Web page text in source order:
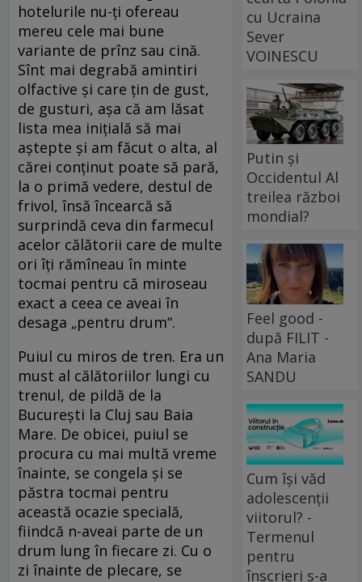
hotelurile nu-ți ofereau
mereu cele mai bune
variante de prînz sau cină.
Sînt mai degrabă amintiri
olfactive și care țin de gust,
de gusturi, așa că am lăsat
lista mea inițială să mai
aștepte și am făcut o alta, al
cărei conținut poate să pară,
la o primă vedere, destul de
frivol, însă încearcă să
surprindă ceva din farmecul
acelor călătorii care de multe
ori îți rămîneau în minte
tocmai pentru că miroseau
exact a ceea ce aveai în
desaga „pentru drum“.
Puiul cu miros de tren. Era un
must al călătoriilor lungi cu
trenul, de pildă de la
București la Cluj sau Baia
Mare. De obicei, puiul se
procura cu mai multă vreme
înainte, se congela și se
păstra tocmai pentru
această ocazie specială,
fiindcă n-aveai parte de un
drum lung în fiecare zi. Cu o
zi înainte de plecare, se
cu Ucraina
Sever
VOINESCU
Putin și
Occidentul Al
treilea război
mondial?
Feel good -
după FILIT -
Ana Maria
SANDU
Cum își văd
adolescenții
viitorul? -
Termenul
pentru
înscrieri s-a